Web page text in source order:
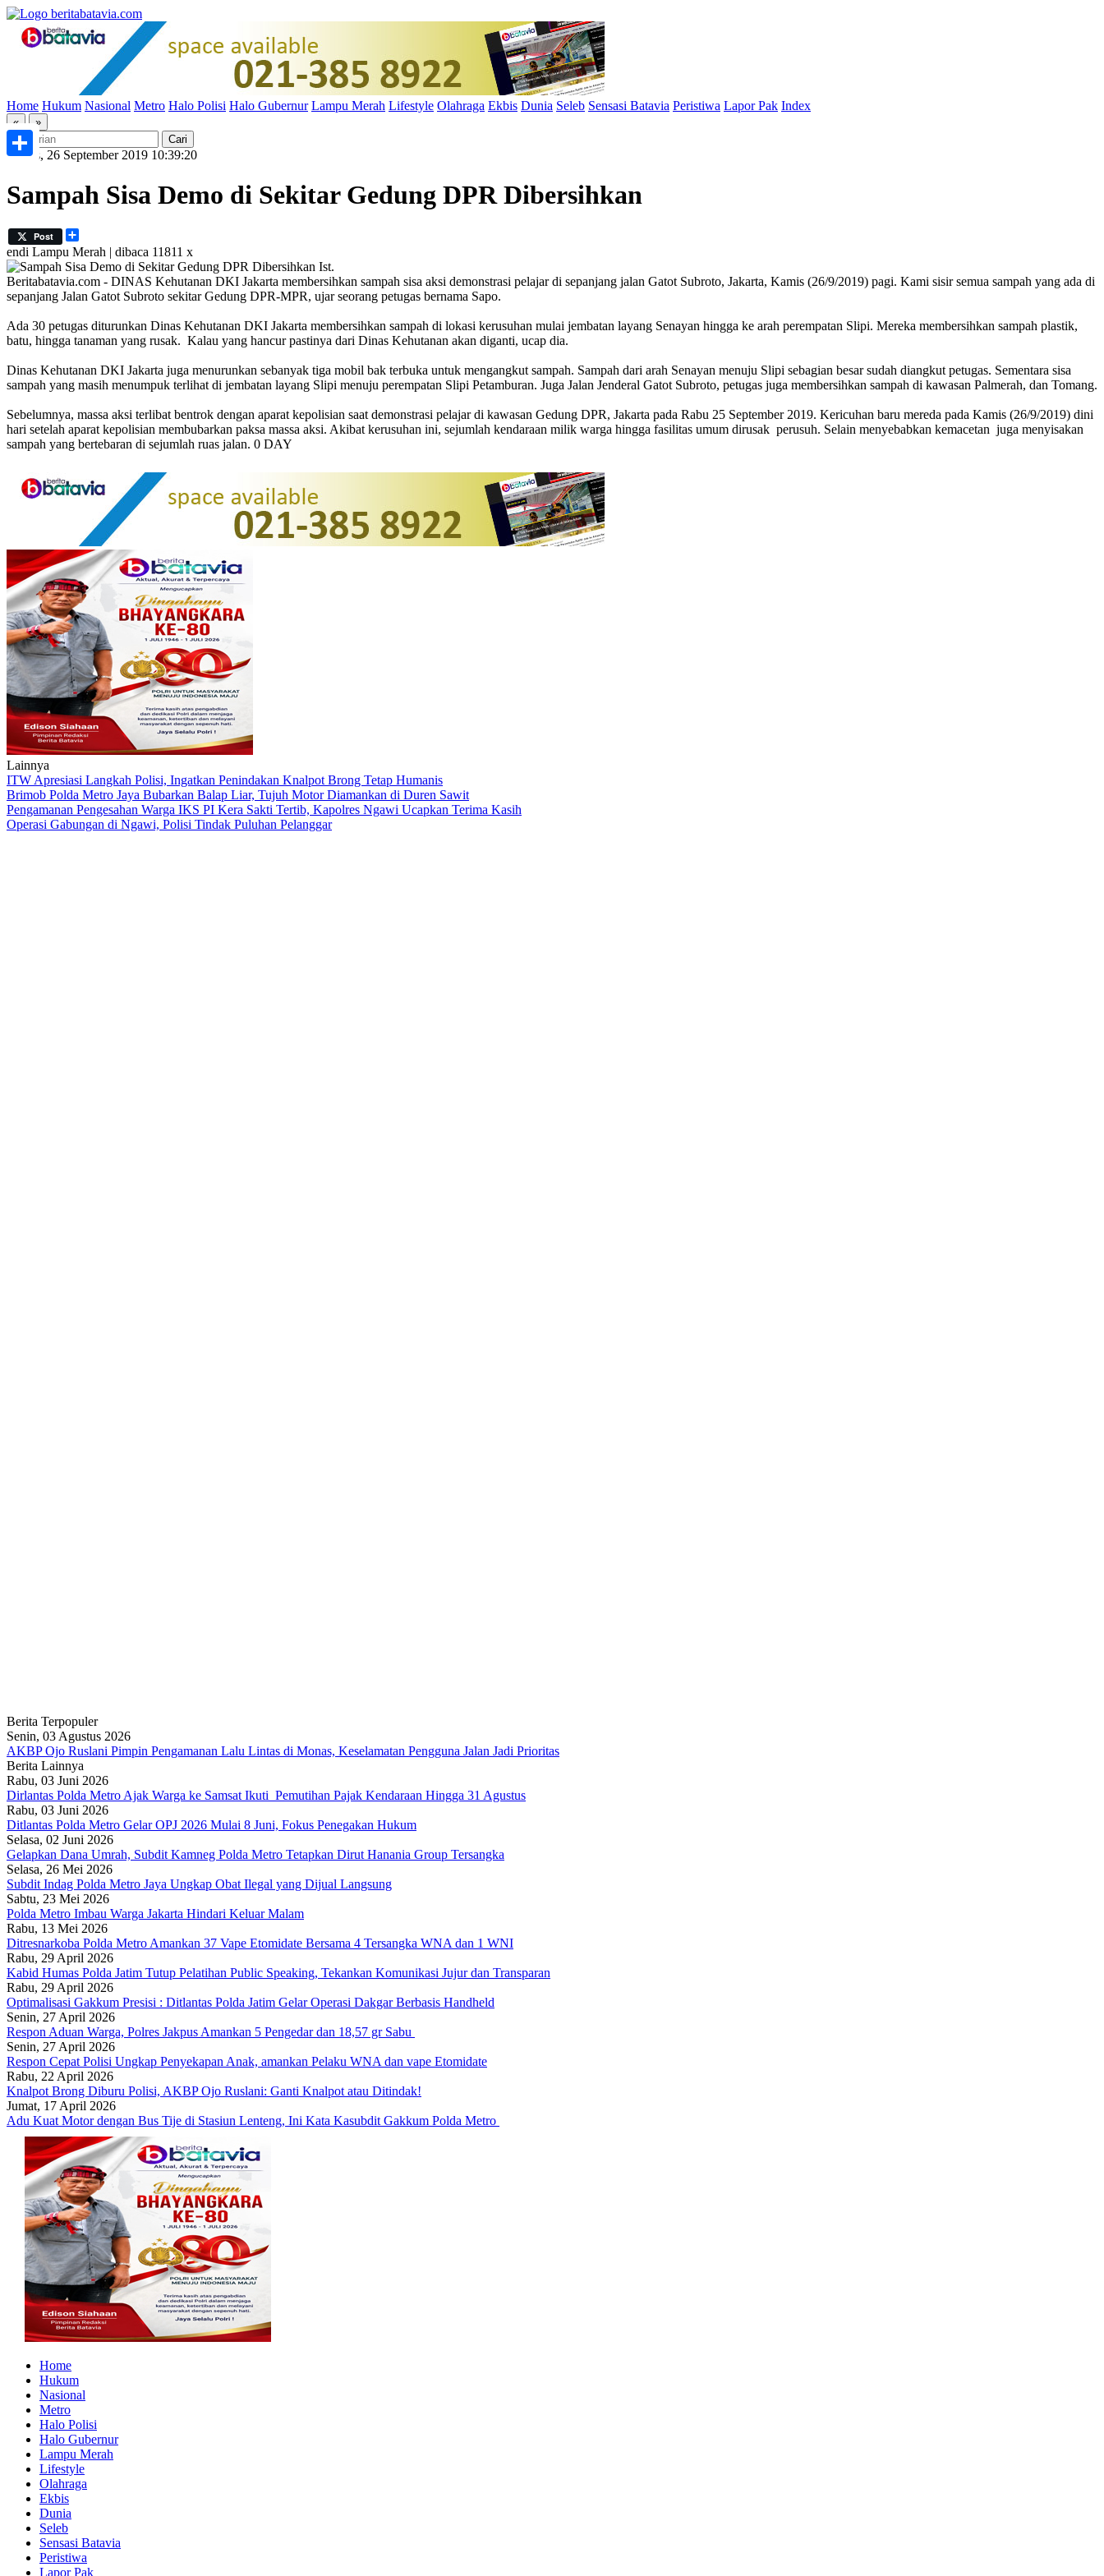
Home Hukum Nasional Metro Halo Polisi Halo Gubernur Lampu Merah Lifestyle Olahraga Ekbis Dunia Seleb Sensasi Batavia Peristiwa Lapor Pak Index
« »
Kamis, 26 September 2019 10:39:20
Sampah Sisa Demo di Sekitar Gedung DPR Dibersihkan
Post
endi Lampu Merah | dibaca 11811 x
Ist.
Beritabatavia.com - DINAS Kehutanan DKI Jakarta membersihkan sampah sisa aksi demonstrasi pelajar di sepanjang jalan Gatot Subroto, Jakarta, Kamis (26/9/2019) pagi. Kami sisir semua sampah yang ada di
sepanjang Jalan Gatot Subroto sekitar Gedung DPR-MPR, ujar seorang petugas bernama Sapo.
Ada 30 petugas diturunkan Dinas Kehutanan DKI Jakarta membersihkan sampah di lokasi kerusuhan mulai jembatan layang Senayan hingga ke arah perempatan Slipi. Mereka membersihkan sampah plastik,
batu, hingga tanaman yang rusak. Kalau yang hancur pastinya dari Dinas Kehutanan akan diganti, ucap dia.
Dinas Kehutanan DKI Jakarta juga menurunkan sebanyak tiga mobil bak terbuka untuk mengangkut sampah. Sampah dari arah Senayan menuju Slipi sebagian besar sudah diangkut petugas. Sementara sisa
sampah yang masih menumpuk terlihat di jembatan layang Slipi menuju perempatan Slipi Petamburan. Juga Jalan Jenderal Gatot Subroto, petugas juga membersihkan sampah di kawasan Palmerah, dan Tomang.
Sebelumnya, massa aksi terlibat bentrok dengan aparat kepolisian saat demonstrasi pelajar di kawasan Gedung DPR, Jakarta pada Rabu 25 September 2019. Kericuhan baru mereda pada Kamis (26/9/2019) dini
hari setelah aparat kepolisian membubarkan paksa massa aksi. Akibat kerusuhan ini, sejumlah kendaraan milik warga hingga fasilitas umum dirusak perusuh. Selain menyebabkan kemacetan juga menyisakan
sampah yang bertebaran di sejumlah ruas jalan. 0 DAY
Lainnya
ITW Apresiasi Langkah Polisi, Ingatkan Penindakan Knalpot Brong Tetap Humanis
Brimob Polda Metro Jaya Bubarkan Balap Liar, Tujuh Motor Diamankan di Duren Sawit
Pengamanan Pengesahan Warga IKS PI Kera Sakti Tertib, Kapolres Ngawi Ucapkan Terima Kasih
Operasi Gabungan di Ngawi, Polisi Tindak Puluhan Pelanggar
Berita Terpopuler
Senin, 03 Agustus 2026
AKBP Ojo Ruslani Pimpin Pengamanan Lalu Lintas di Monas, Keselamatan Pengguna Jalan Jadi Prioritas
Berita Lainnya
Rabu, 03 Juni 2026
Dirlantas Polda Metro Ajak Warga ke Samsat Ikuti Pemutihan Pajak Kendaraan Hingga 31 Agustus
Rabu, 03 Juni 2026
Ditlantas Polda Metro Gelar OPJ 2026 Mulai 8 Juni, Fokus Penegakan Hukum
Selasa, 02 Juni 2026
Gelapkan Dana Umrah, Subdit Kamneg Polda Metro Tetapkan Dirut Hanania Group Tersangka
Selasa, 26 Mei 2026
Subdit Indag Polda Metro Jaya Ungkap Obat Ilegal yang Dijual Langsung
Sabtu, 23 Mei 2026
Polda Metro Imbau Warga Jakarta Hindari Keluar Malam
Rabu, 13 Mei 2026
Ditresnarkoba Polda Metro Amankan 37 Vape Etomidate Bersama 4 Tersangka WNA dan 1 WNI
Rabu, 29 April 2026
Kabid Humas Polda Jatim Tutup Pelatihan Public Speaking, Tekankan Komunikasi Jujur dan Transparan
Rabu, 29 April 2026
Optimalisasi Gakkum Presisi : Ditlantas Polda Jatim Gelar Operasi Dakgar Berbasis Handheld
Senin, 27 April 2026
Respon Aduan Warga, Polres Jakpus Amankan 5 Pengedar dan 18,57 gr Sabu
Senin, 27 April 2026
Respon Cepat Polisi Ungkap Penyekapan Anak, amankan Pelaku WNA dan vape Etomidate
Rabu, 22 April 2026
Knalpot Brong Diburu Polisi, AKBP Ojo Ruslani: Ganti Knalpot atau Ditindak!
Jumat, 17 April 2026
Adu Kuat Motor dengan Bus Tije di Stasiun Lenteng, Ini Kata Kasubdit Gakkum Polda Metro
Home
Hukum
Nasional
Metro
Halo Polisi
Halo Gubernur
Lampu Merah
Lifestyle
Olahraga
Ekbis
Dunia
Seleb
Sensasi Batavia
Peristiwa
Lapor Pak